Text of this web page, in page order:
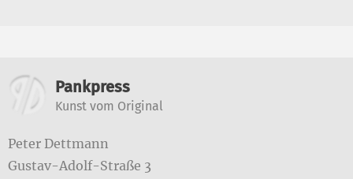
Weitere Informationen
Pankpress
Kunst vom Original
Peter Dettmann
Gustav-Adolf-Straße 3